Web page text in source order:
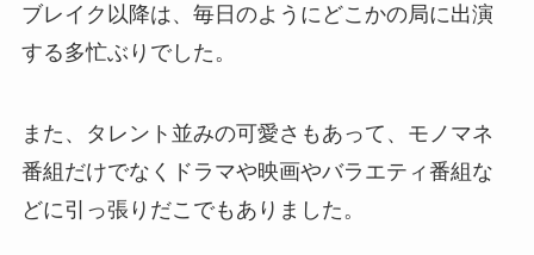
ブレイク以降は、毎日のようにどこかの局に出演
する多忙ぶりでした。
また、タレント並みの可愛さもあって、モノマネ
番組だけでなくドラマや映画やバラエティ番組な
どに引っ張りだこでもありました。